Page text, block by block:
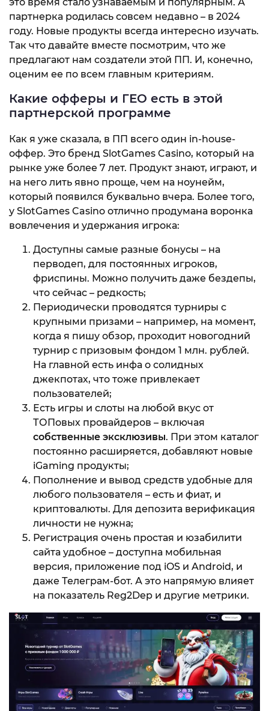
партнерка родилась совсем недавно – в 2024
году. Новые продукты всегда интересно изучать.
Так что давайте вместе посмотрим, что же
предлагают нам создатели этой ПП. И, конечно,
оценим ее по всем главным критериям.
Какие офферы и ГЕО есть в этой
партнерской программе
Как я уже сказала, в ПП всего один in-house-
оффер. Это бренд SlotGames Casino, который на
рынке уже более 7 лет. Продукт знают, играют, и
на него лить явно проще, чем на ноунейм,
который появился буквально вчера. Более того,
у SlotGames Casino отлично продумана воронка
вовлечения и удержания игрока:
Доступны самые разные бонусы – на
перводеп, для постоянных игроков,
фриспины. Можно получить даже бездепы,
что сейчас – редкость;
Периодически проводятся турниры с
крупными призами – например, на момент,
когда я пишу обзор, проходит новогодний
турнир с призовым фондом 1 млн. рублей.
На главной есть инфа о солидных
джекпотах, что тоже привлекает
пользователей;
Есть игры и слоты на любой вкус от
ТОПовых провайдеров – включая
собственные эксклюзивы. При этом каталог
постоянно расширяется, добавляют новые
iGaming продукты;
Пополнение и вывод средств удобные для
любого пользователя – есть и фиат, и
криптовалюты. Для депозита верификация
личности не нужна;
Регистрация очень простая и юзабилити
сайта удобное – доступна мобильная
версия, приложение под iOS и Android, и
даже Телеграм-бот. А это напрямую влияет
на показатель Reg2Dep и другие метрики.